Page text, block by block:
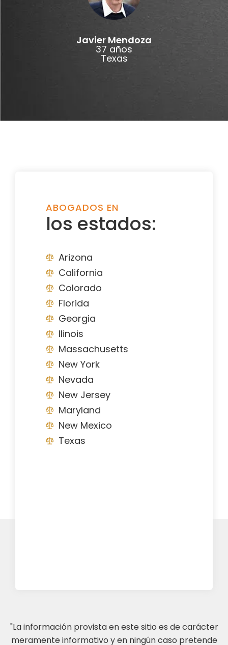
Javier Mendoza
37 años
Texas
ABOGADOS EN
los estados:
Arizona
California
Colorado
Florida
Georgia
Ilinois
Massachusetts
New York
Nevada
New Jersey
Maryland
New Mexico
Texas
"La información provista en este sitio es de carácter
meramente informativo y en ningún caso pretende